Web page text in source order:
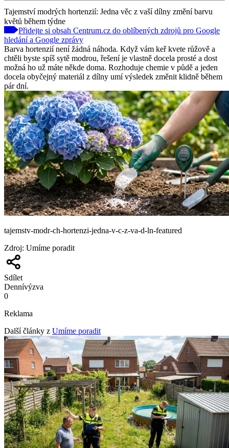
Tajemství modrých hortenzií: Jedna věc z vaší dílny změní barvu
květů během týdne
Přidejte si obsah Centrum.cz do oblíbených zdrojů pro Google
hledání a Google zprávy
Barva hortenzií není žádná náhoda. Když vám keř kvete růžově a
chtěli byste spíš sytě modrou, řešení je vlastně docela prosté a dost
možná ho už máte někde doma. Rozhoduje chemie v půdě a jeden
docela obyčejný materiál z dílny umí výsledek změnit klidně během
pár dní.
tajemstv-modr-ch-hortenzi-jedna-v-c-z-va-d-ln-featured
Zdroj: Umíme poradit
Sdílet
Dennívýzva
0
Reklama
Další články z Umíme poradit